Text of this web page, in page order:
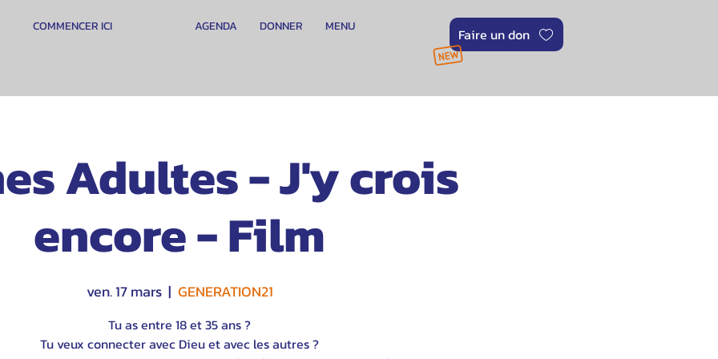
COMMENCER ICI DONNER MENU
AGENDA Faire un don
Adultes - J'y crois
encore - Film
ven. 17 mars
  |
GENERATION21
Tu as entre 18 et 35 ans ?
Tu veux connecter avec Dieu et avec les autres ?